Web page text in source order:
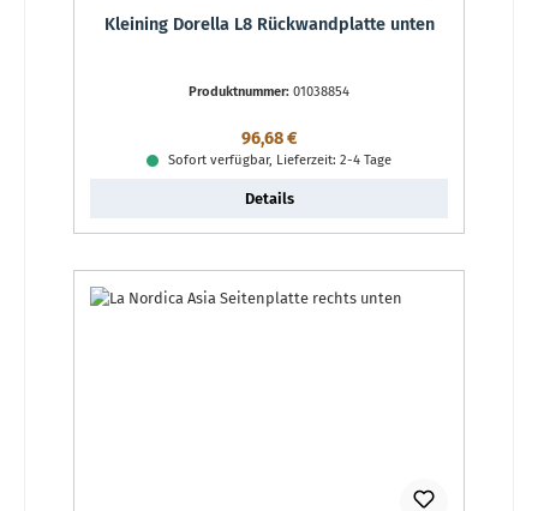
Kleining Dorella L8 Rückwandplatte unten
Produktnummer: 01038854
Regulärer Preis:
96,68 €
Sofort verfügbar, Lieferzeit: 2-4 Tage
Details